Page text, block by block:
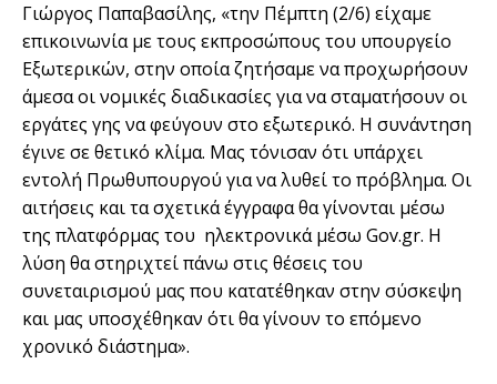
Γιώργος Παπαβασίλης, «την Πέμπτη (2/6) είχαμε
επικοινωνία με τους εκπροσώπους του υπουργείο
Εξωτερικών, στην οποία ζητήσαμε να προχωρήσουν
άμεσα οι νομικές διαδικασίες για να σταματήσουν οι
εργάτες γης να φεύγουν στο εξωτερικό. Η συνάντηση
έγινε σε θετικό κλίμα. Μας τόνισαν ότι υπάρχει
εντολή Πρωθυπουργού για να λυθεί το πρόβλημα. Οι
αιτήσεις και τα σχετικά έγγραφα θα γίνονται μέσω
της πλατφόρμας του ηλεκτρονικά μέσω Gov.gr. Η
λύση θα στηριχτεί πάνω στις θέσεις του
συνεταιρισμού μας που κατατέθηκαν στην σύσκεψη
και μας υποσχέθηκαν ότι θα γίνουν το επόμενο
χρονικό διάστημα».